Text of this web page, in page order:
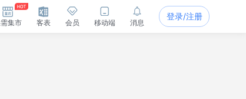
集市 客表 会员 移动端 消息
登录/注册